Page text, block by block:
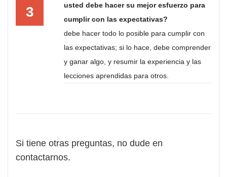
3
usted debe hacer su mejor esfuerzo para
cumplir con las expectativas?
debe hacer todo lo posible para cumplir con
las expectativas; si lo hace, debe comprender
y ganar algo, y resumir la experiencia y las
lecciones aprendidas para otros.
Si tiene otras preguntas, no dude en
contactarnos.